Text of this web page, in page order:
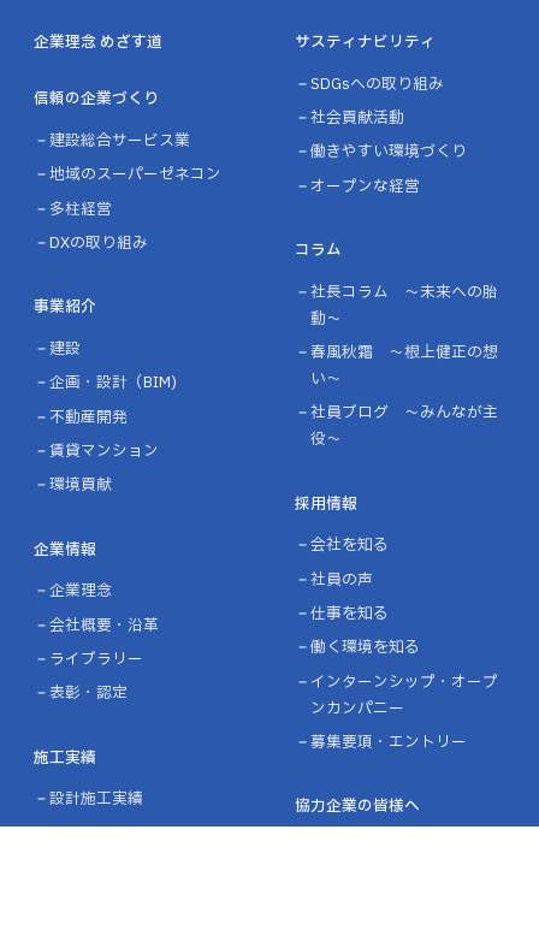
企業理念 めざす道
信頼の企業づくり
建設総合サービス業
地域のスーパーゼネコン
多柱経営
DXの取り組み
事業紹介
建設
企画・設計（BIM)
不動産開発
賃貸マンション
環境貢献
企業情報
企業理念
会社概要・沿革
ライブラリー
表彰・認定
施工実績
設計施工実績
サスティナビリティ
SDGsへの取り組み
社会貢献活動
働きやすい環境づくり
オープンな経営
コラム
社長コラム ～未来への胎
動～
春風秋霜 ～根上健正の想
い～
社員ブログ ～みんなが主
役～
採用情報
会社を知る
社員の声
仕事を知る
働く環境を知る
インターンシップ・オープ
ンカンパニー
募集要項・エントリー
協力企業の皆様へ